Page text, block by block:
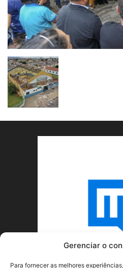
Gerenciar o
Para fornecer as melhores